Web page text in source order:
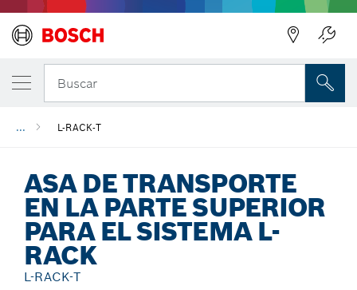
Buscar
... L-RACK-T
ASA DE TRANSPORTE
EN LA PARTE SUPERIOR
PARA EL SISTEMA L-
RACK
L-RACK-T